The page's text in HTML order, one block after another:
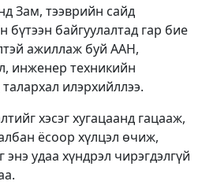
Зам, тээврийн сайд
бүтээн байгуулалтад гар бие
ажиллаж буй ААН,
инженер техникийн
илэрхийллээ.
хэсэг хугацаанд гацааж,
ёсоор хүлцэл өчиж,
удаа хүндрэл чирэгдэлгүй